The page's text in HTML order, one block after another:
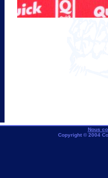
Nous
Copyright © 2004